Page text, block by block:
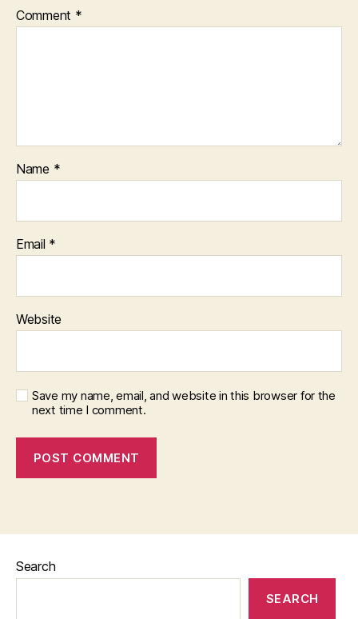
Comment *
Name *
Email *
Website
Save my name, email, and website in this browser for the
next time I comment.
Search
SEARCH